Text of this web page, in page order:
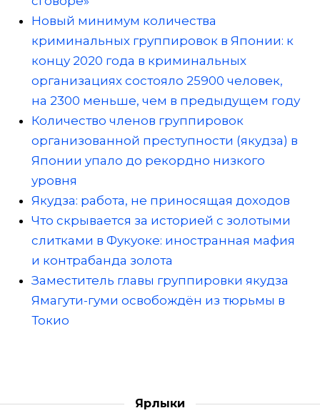
Новый минимум количества
криминальных группировок в Японии: к
концу 2020 года в криминальных
организациях состояло 25900 человек,
на 2300 меньше, чем в предыдущем году
Количество членов группировок
организованной преступности (якудза) в
Японии упало до рекордно низкого
уровня
Якудза: работа, не приносящая доходов
Что скрывается за историей с золотыми
слитками в Фукуоке: иностранная мафия
и контрабанда золота
Заместитель главы группировки якудза
Ямагути-гуми освобождён из тюрьмы в
Токио
Ярлыки